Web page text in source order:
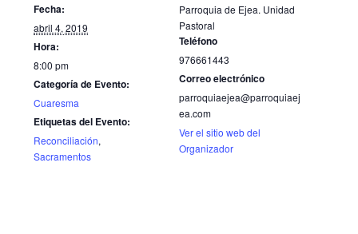
Fecha:
abril 4, 2019
Hora:
8:00 pm
Categoría de Evento:
Cuaresma
Etiquetas del Evento:
Reconciliación,
Sacramentos
Parroquia de Ejea. Unidad
Pastoral
Teléfono
976661443
Correo electrónico
parroquiaejea@parroquiaej
ea.com
Ver el sitio web del
Organizador